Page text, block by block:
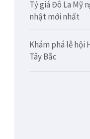
Tỷ giá Đô La Mỹ
nhật mới nhất
Khám phá lễ hội
Tây Bắc